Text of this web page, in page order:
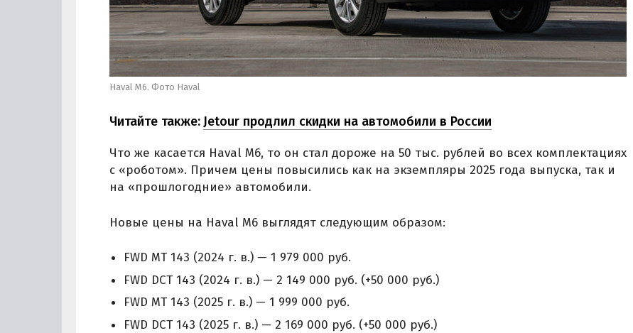
Haval M6. Фото Haval
Читайте также: Jetour продлил скидки на автомобили в России
Что же касается Haval M6, то он стал дороже на 50 тыс. рублей во всех комплектациях
с «роботом». Причем цены повысились как на экземпляры 2025 года выпуска, так и
на «прошлогодние» автомобили.
Новые цены на Haval M6 выглядят следующим образом:
FWD MT 143 (2024 г. в.) — 1 979 000 руб.
FWD DCT 143 (2024 г. в.) — 2 149 000 руб. (+50 000 руб.)
FWD MT 143 (2025 г. в.) — 1 999 000 руб.
FWD DCT 143 (2025 г. в.) — 2 169 000 руб. (+50 000 руб.)